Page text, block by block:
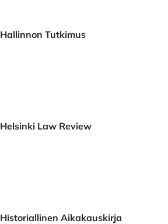
Hallinnon Tutkimus
Helsinki Law Review
Historiallinen Aikakauskirja